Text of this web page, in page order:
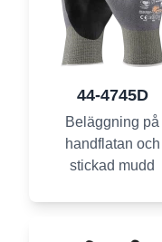
44-4745D
Beläggning på
handflatan och
stickad mudd